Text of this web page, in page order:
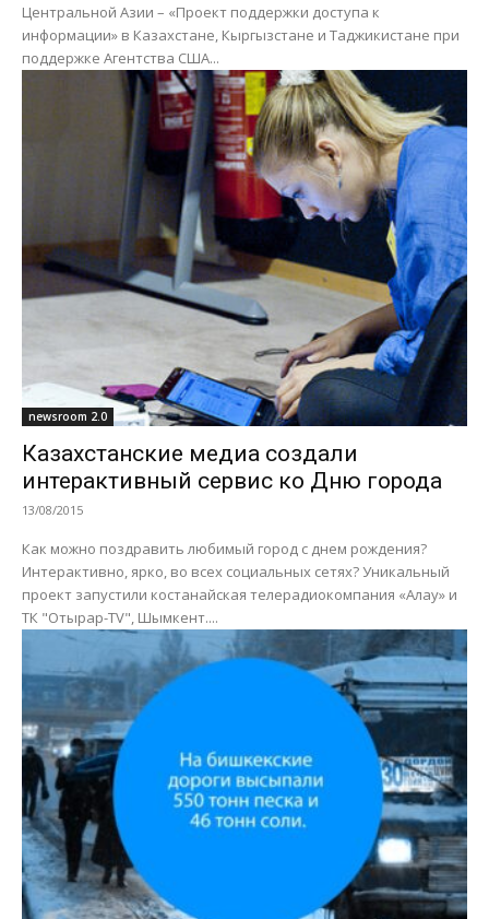
Центральной Азии – «Проект поддержки доступа к
информации» в Казахстане, Кыргызстане и Таджикистане при
поддержке Агентства США...
newsroom 2.0
Казахстанские медиа создали
интерактивный сервис ко Дню города
13/08/2015
Как можно поздравить любимый город с днем рождения?
Интерактивно, ярко, во всех социальных сетях? Уникальный
проект запустили костанайская телерадиокомпания «Алау» и
ТК "Отырар-TV", Шымкент....